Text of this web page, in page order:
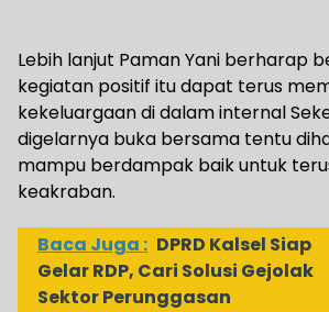
Lebih lanjut Paman Yani berharap
kegiatan positif itu dapat terus
kekeluargaan di dalam internal
digelarnya buka bersama tentu
mampu berdampak baik untuk
keakraban.
Baca Juga : DPRD Kalsel Siap
Gelar RDP, Cari Solusi Gejolak
Sektor Perunggasan